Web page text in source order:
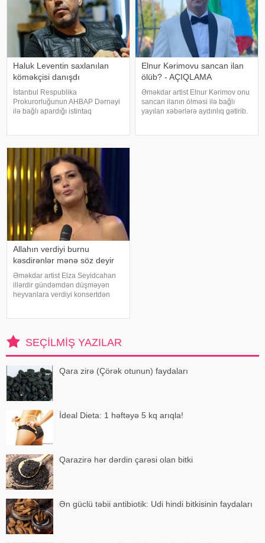
Haluk Leventin saxlanılan
köməkçisi danışdı
İstanbul Respublika
Prokurorluğunun AHBAP Dərnəyi
ilə bağlı apardığı istintaq
yerli KİV-in məlumatına görə,
Haluk Leventin köməkçis
Elnur Kərimovu sancan ilan
ölüb? - AÇIQLAMA
Əməkdar artist Elnur Kərimov onu
sancan ilanın ölməsi ilə bağlı
yayılan xəbərlərə aydınlıq gətirib.
Allahın verdiyi burnu
kəsdirənlər mənə söz deyir
Əməkdar artist Elza Seyidcahan
illərdir gündəmdən düşməyən
heyvanlara verdiyi konsertdən
layihədSEÇILMIŞ YAZILAR
Qara zirə (Çörək otunun) faydaları
İdeal Dieta: 1 həftəyə 5 kq arıqla!
Qarazirə hər dərdin çarəsi olan bitki
Ən güclü təbii antibiotik: Udi hindi bitkisinin faydaları